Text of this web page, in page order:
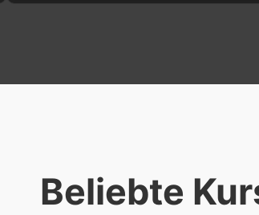
Beliebte